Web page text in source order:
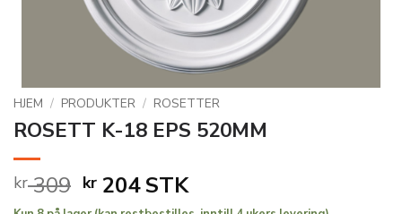
HJEM / PRODUKTER / ROSETTER
ROSETT K-18 EPS 520MM
kr309 Opprinnelig
pris
kr 204Nåværende
pris
STK